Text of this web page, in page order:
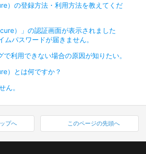
）の登録方法・利用方法を教えてくだ
）」の認証画面が表示されました
パスワードが届きません。
利用できない場合の原因が知りたい。
）とは何ですか？
ん。
プへ このページの先頭へ